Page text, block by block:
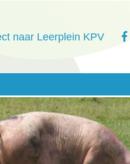
naar Leerplein KPV